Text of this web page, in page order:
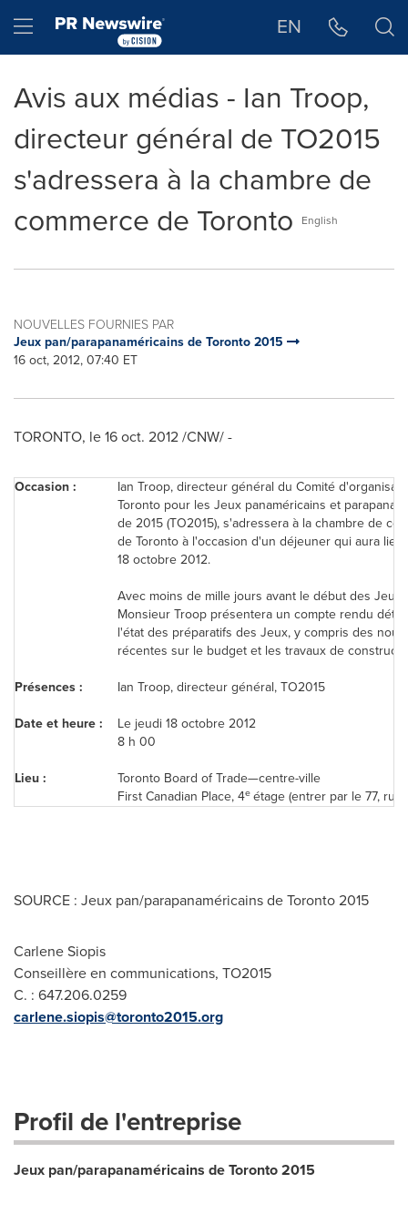
Hamburger menu EN
Avis aux médias - Ian Troop,
directeur général de TO2015
s'adressera à la chambre de
commerce de Toronto
English
NOUVELLES FOURNIES PAR
Jeux pan/parapanaméricains de Toronto 2015
16 oct, 2012, 07:40 ET
TORONTO, le16 oct. 2012/CNW/ -
Occasion : Ian Troop, directeur général du Comité
Toronto pour les Jeux panaméricains et
de 2015 (TO2015), s'adressera à la chambre de
deTorontoà l'occasion d'un déjeuner qui aura lieu
18 octobre 2012.
Avec moins de mille jours avant le début des Jeux,
Monsieur Troop présentera un compte rendu
l'état des préparatifs des Jeux, y compris des
récentes sur le budget et les travaux de
Présences :
Ian Troop, directeur général, TO2015
Date et heure :
Le jeudi 18 octobre 2012
8 h 00
Lieu :
Toronto Board of Trade—centre-ville
First Canadian Place, 4e étage (entrer par le 77, rue
SOURCE : Jeux pan/parapanaméricains de Toronto 2015
Carlene Siopis
Conseillère en communications, TO2015
C. : 647.206.0259
carlene.siopis@toronto2015.org
Profil de l'entreprise
Jeux pan/parapanaméricains de Toronto 2015